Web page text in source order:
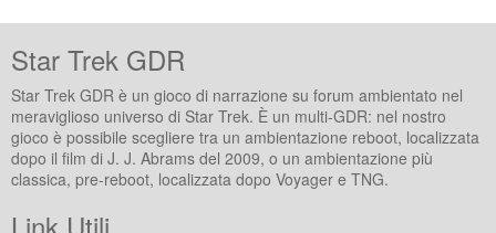
Star Trek GDR
Star Trek GDR è un gioco di narrazione su forum ambientato nel
meraviglioso universo di Star Trek. È un multi-GDR: nel nostro
gioco è possibile scegliere tra un ambientazione reboot, localizzata
dopo il film di J. J. Abrams del 2009, o un ambientazione più
classica, pre-reboot, localizzata dopo Voyager e TNG.